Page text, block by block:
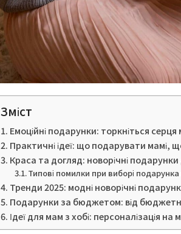
Зміст
Емоційні подарунки: торкніться
Практичні ідеї: що подарувати мамі,
Краса та догляд: новорічні подарунки
Типові помилки при виборі подарунка
Тренди 2025: модні новорічні
Подарунки за бюджетом: від
Ідеї для мам з хобі: персоналізація на